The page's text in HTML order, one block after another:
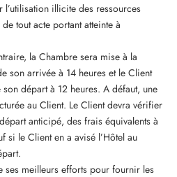
illicite des ressources
tout acte portant atteinte à
la Chambre sera mise à la
son arrivée à 14 heures et le Client
départ à 12 heures. A défaut, une
au Client. Le Client devra vérifier
anticipé, des frais équivalents à
si le Client en a avisé l’Hôtel au
ses meilleurs efforts pour fournir les